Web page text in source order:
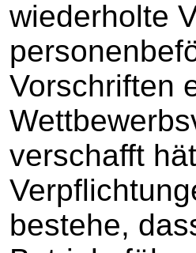
wiederholte
Vorschriften
verschafft
bestehe,